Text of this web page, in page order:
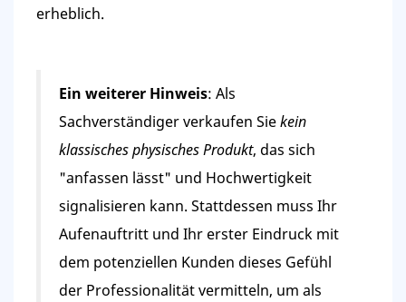
erheblich.
Ein weiterer Hinweis: Als
Sachverständiger verkaufen Siekein
klassisches physisches Produkt, das sich
"anfassen lässt" und Hochwertigkeit
signalisieren kann. Stattdessen muss Ihr
Aufenauftritt und Ihr erster Eindruck mit
dem potenziellen Kunden dieses Gefühl
der Professionalität vermitteln, um als